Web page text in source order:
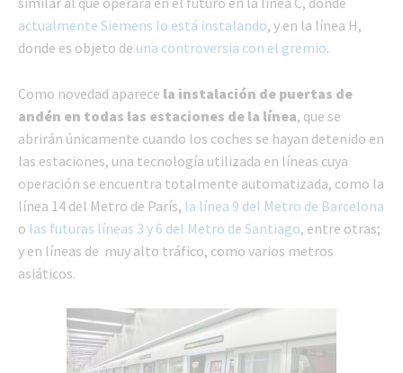
actualmente Siemens lo está instalando, y en la línea H,
donde es objeto de una controversia con el gremio.
Como novedad aparece la instalación de puertas de
andén en todas las estaciones de la línea, que se
abrirán únicamente cuando los coches se hayan detenido en
las estaciones, una tecnología utilizada en líneas cuya
operación se encuentra totalmente automatizada, como la
línea 14 del Metro de París, la línea 9 del Metro de Barcelona
o las futuras líneas 3 y 6 del Metro de Santiago, entre otras;
y en líneas de muy alto tráfico, como varios metros
asiáticos.